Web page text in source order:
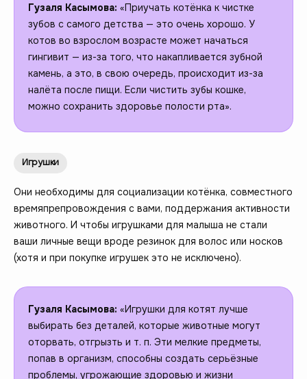
Гузаля Касымова: «Приучать котёнка к чистке
зубов с самого детства — это очень хорошо. У
котов во взрослом возрасте может начаться
гингивит — из-за того, что накапливается зубной
камень, а это, в свою очередь, происходит из-за
налёта после пищи. Если чистить зубы кошке,
можно сохранить здоровье полости рта».
Игрушки
Они необходимы для социализации котёнка, совместного
времяпрепровождения с вами, поддержания активности
животного. И чтобы игрушками для малыша не стали
ваши личные вещи вроде резинок для волос или носков
(хотя и при покупке игрушек это не исключено).
Гузаля Касымова: «Игрушки для котят лучше
выбирать без деталей, которые животные могут
оторвать, отгрызть и т. п. Эти мелкие предметы,
попав в организм, способны создать серьёзные
проблемы, угрожающие здоровью и жизни